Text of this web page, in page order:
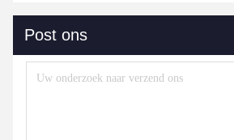
Post ons